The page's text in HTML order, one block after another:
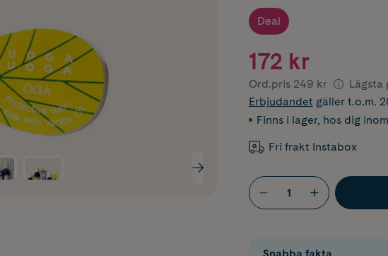
Deal
172 kr
Ord.pris 249 kr Lägsta
Erbjudandet gäller t.o.m.
Finns i lager, hos dig
Fri frakt Instabox